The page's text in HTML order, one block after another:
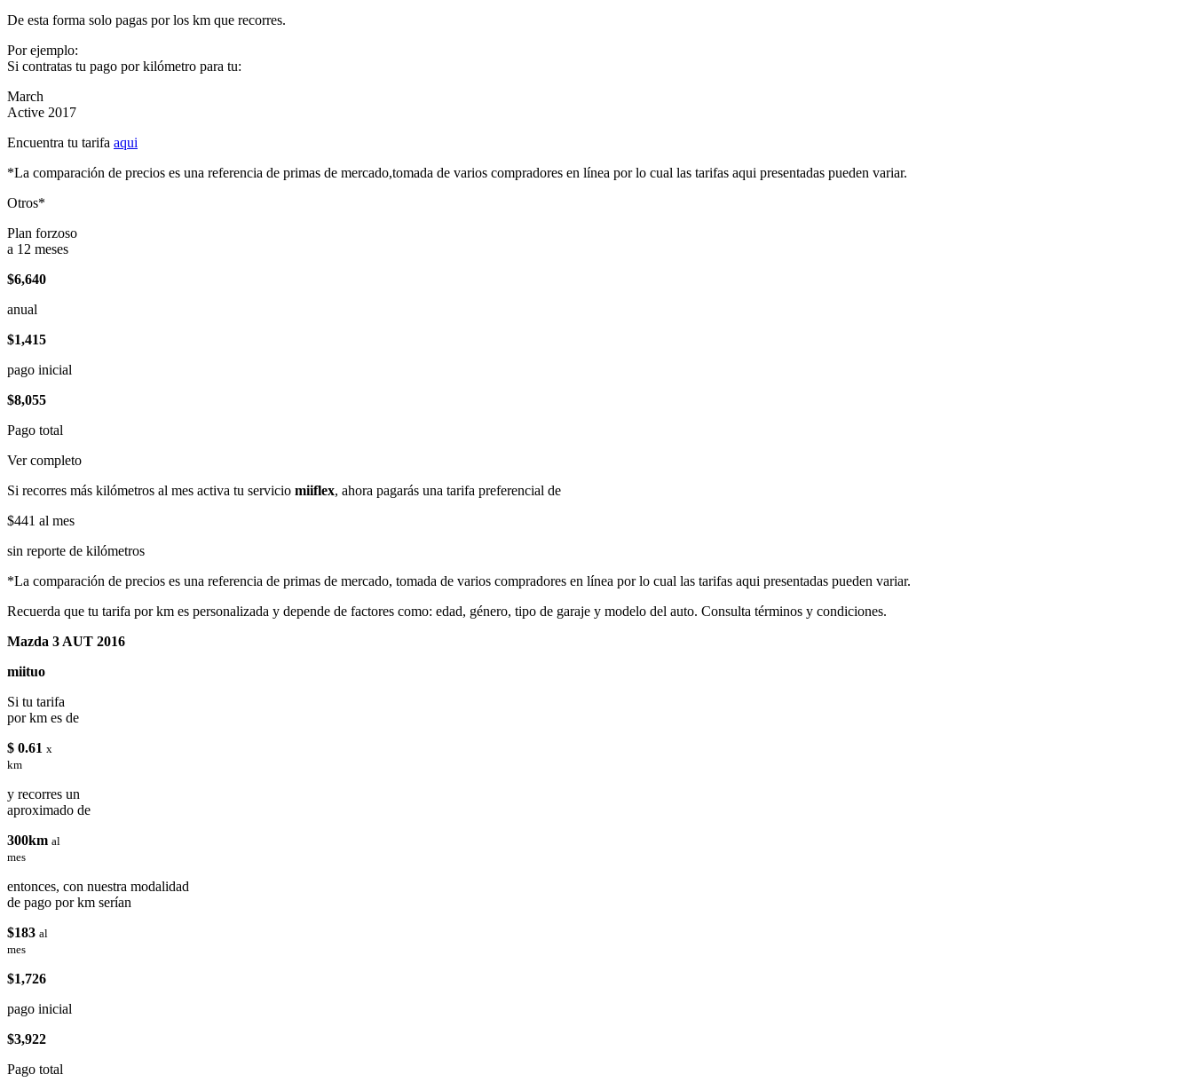
De esta forma solo pagas por los km que recorres.
Por ejemplo:
Si contratas tu pago por kilómetro para tu:
March
Active 2017
Encuentra tu tarifa aqui
*La comparación de precios es una referencia de primas de mercado,tomada de varios compradores en línea por lo cual las tarifas aqui presentadas pueden variar.
Otros*
Plan forzoso
a 12 meses
$6,640
anual
$1,415
pago inicial
$8,055
Pago total
Ver completo
Si recorres más kilómetros al mes activa tu servicio miiflex, ahora pagarás una tarifa preferencial de
$441 al mes
sin reporte de kilómetros
*La comparación de precios es una referencia de primas de mercado, tomada de varios compradores en línea por lo cual las tarifas aqui presentadas pueden variar.
Recuerda que tu tarifa por km es personalizada y depende de factores como: edad, género, tipo de garaje y modelo del auto. Consulta términos y condiciones.
Mazda 3 AUT 2016
miituo
Si tu tarifa
por km es de
$ 0.61 x
km
y recorres un
aproximado de
300km al
mes
entonces, con nuestra modalidad
de pago por km serían
$183 al
mes
$1,726
pago inicial
$3,922
Pago total